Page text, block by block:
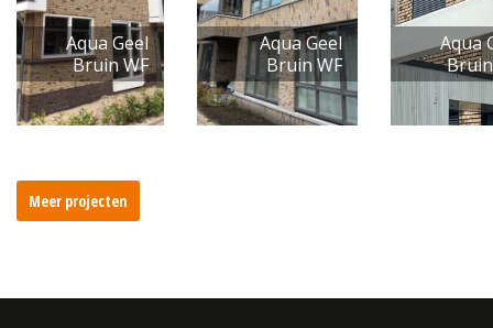
Aqua Geel
Bruin WF
Aqua Geel
Bruin WF
Aqua
Meer projecten